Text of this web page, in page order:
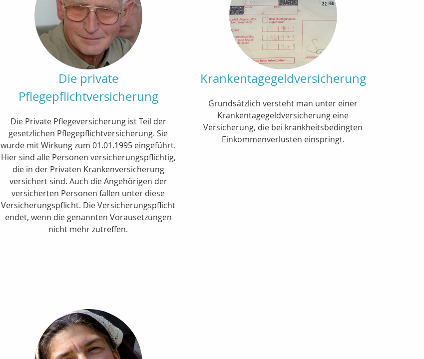
Die private
Pflegepflichtversicherung
Die Private Pflegeversicherung ist Teil der
gesetzlichen Pflegepflichtversicherung. Sie
wurde mit Wirkung zum 01.01.1995 eingeführt.
Hier sind alle Personen versicherungspflichtig,
die in der Privaten Krankenversicherung
versichert sind. Auch die Angehörigen der
versicherten Personen fallen unter diese
Versicherungspflicht. Die Versicherungspflicht
endet, wenn die genannten Vorausetzungen
nicht mehr zutreffen.
Krankentagegeldversicherung
Grundsätzlich versteht man unter einer
Krankentagegeldversicherung eine
Versicherung, die bei krankheitsbedingten
Einkommenverlusten einspringt.